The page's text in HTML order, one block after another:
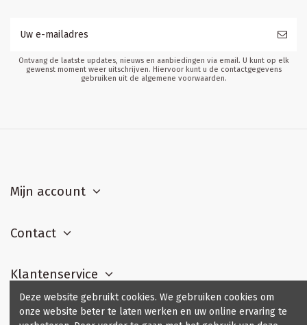
Ontvang de laatste updates, nieuws en aanbiedingen via email. U kunt op elk
gewenst moment weer uitschrijven. Hiervoor kunt u de contactgegevens
gebruiken uit de algemene voorwaarden.
Mijn account
Contact
Klantenservice
Contact us
Deze website gebruikt cookies. We gebruiken cookies om
onze website beter te laten werken en uw online ervaring te